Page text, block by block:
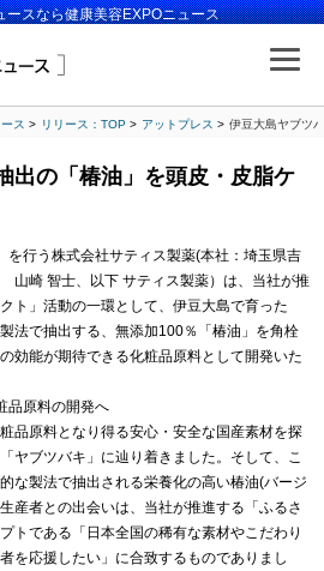
ースなら健康美容EXPOニュース
ス リリース：TOP アットプレス 伊豆大島ヤブツ
出の「椿油」を頭皮・皮脂ケ
を行う株式会社サティス製薬(本社：埼玉県吉
山崎 智士、以下 サティス製薬）は、当社が推
ト」活動の一環として、伊豆大島で育った
法で抽出する、無添加100％「椿油」を角栓
効能が期待できる化粧品原料として開発いた
品原料の開発へ
品原料となり得る安心・安全な国産素材を探
ヤブツバキ」に辿り着きました。そして、こ
な製法で抽出される栄養化の高い椿油(バージ
産者との出会いは、当社が推進する「ふるさ
トである「日本全国の稀有な素材やこだわり
を応援したい」に合致するものでありまし